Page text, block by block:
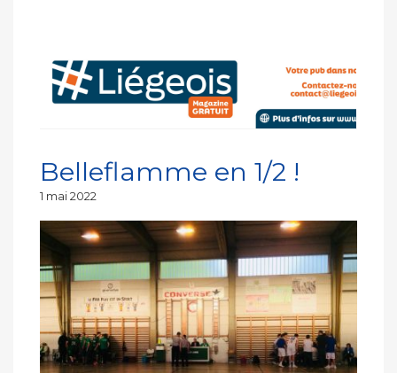
Belleflamme en 1/2 !
Publié
1 mai 2022